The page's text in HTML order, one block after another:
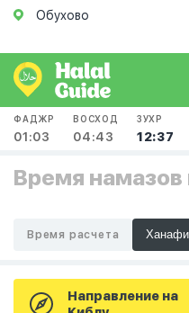
Обухово
ФАДЖР
01:03
ВОСХОД
04:43
ЗУХР
12:37
Время намазов
Время расчета
Направление на